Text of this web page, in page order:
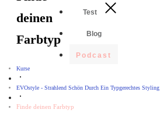
Test
Blog
Podcast
deinen
Farbtyp
Kurse
EVOstyle - Strahlend Schön Durch Ein Typgerechtes Styling
Finde deinen Farbtyp